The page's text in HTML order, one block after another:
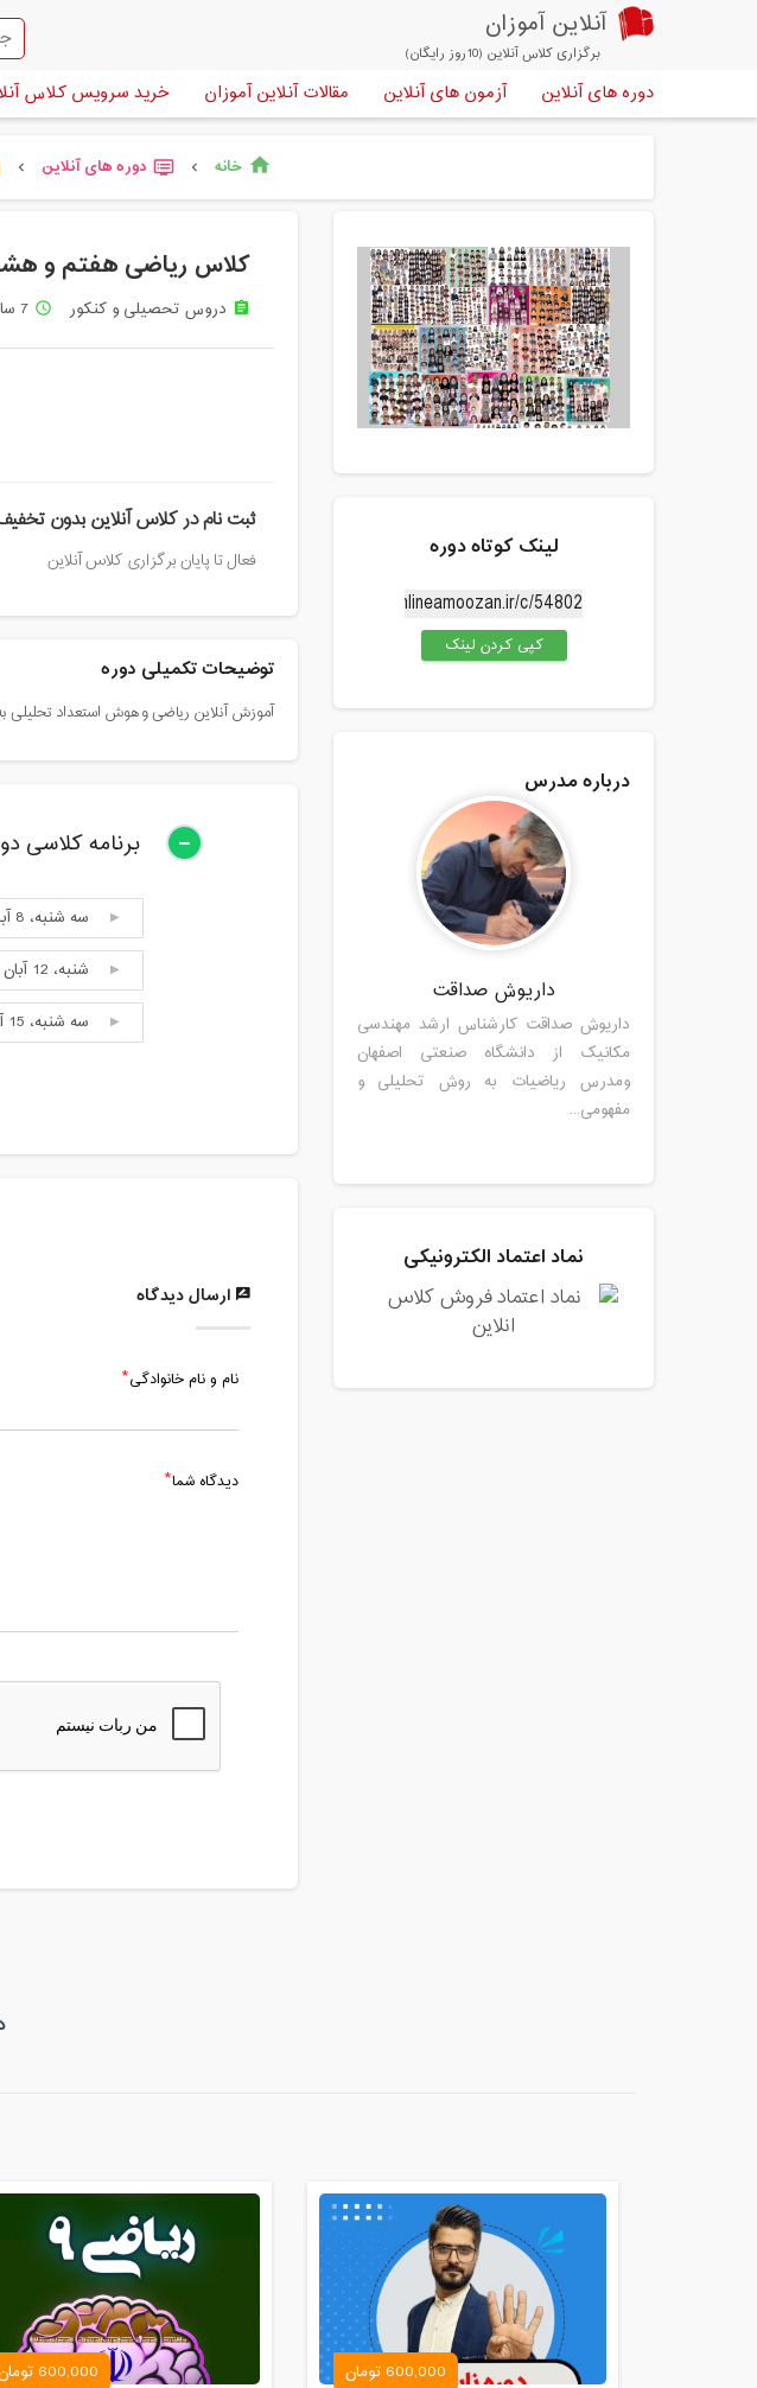
آنلاین آموزان
برگزاری کلاس آنلاین (10روز رایگان)
دوره های آنلاین آزمون های آنلاین مقالات آنلاین آموزان خرید سرویس کلاس
home خانه chevron_left
dvr دوره های آنلاین chevron_left
کلاس ریاضی هفتم و هشتم
assignment دروس تحصیلی و کنکور access_time 7 ساعت و 0 دقیقه
ثبت نام در کلاس آنلاین بدون
فعال تا پایان برگزاری کلاس آنلاین
توضیحات تکمیلی دوره
آموزش آنلاین ریاضی و هوش استعداد
برنامه کلاسی
سه شنبه، 8 آبان 1403 / ساعت: 19:30 - 20:30
شنبه، 12 آبان 1403 / ساعت: 19:30 - 20:30
سه شنبه، 15 آبان 1403 / ساعت: 19:30 - 20:30
ارسال دیدگاه
نام و نام خانوادگی
دیدگاه شما
لینک کوتاه دوره
کپی کردن لینک
درباره مدرس
داریوش صداقت
داریوش صداقت کارشناس ارشد مهندسی
مکانیک از دانشگاه صنعتی اصفهان
ومدرس ریاضیات به روش تحلیلی و
مفهومی...
نماد اعتماد الکترونیکی
600,000 تومان 600,000 تومان